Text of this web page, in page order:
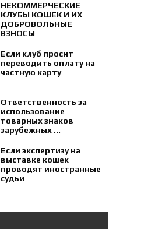
НЕКОММЕРЧЕСКИЕ
КЛУБЫ КОШЕК И ИХ
ДОБРОВОЛЬНЫЕ
ВЗНОСЫ
Если клуб просит
переводить оплату на
частную карту
Ответственность за
использование
товарных знаков
зарубежных ...
Если экспертизу на
выставке кошек
проводят иностранные
судьи